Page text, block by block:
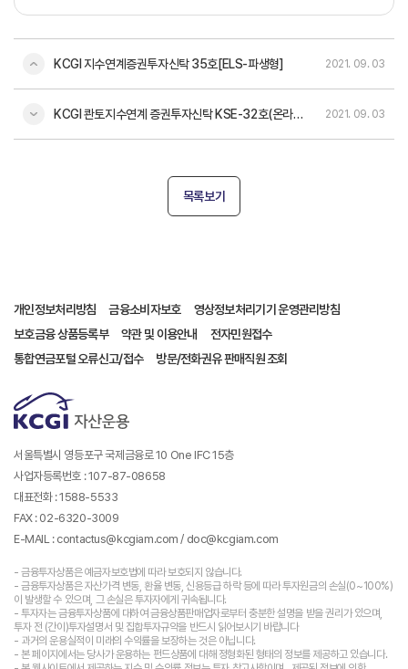
KCGI 지수연계증권투자신탁 35호[ELS-파생형] 2021. 09. 03
KCGI 콴토지수연계 증권투자신탁 KSE-32호(온라인전용)[ELS-파생형] 2021. 09. 03
목록보기
개인정보처리방침 금융소비자보호
영상정보처리기기 운영관리방침
보호금융 상품등록부
약관 및 이용안내
전자민원접수
통합연금포털 오류신고/접수
방문/전화권유 판매직원 조회
서울특별시 영등포구 국제금융로 10 One IFC 15층
사업자등록번호 : 107-87-08658
대표전화 : 1588-5533
FAX : 02-6320-3009
E-MAIL : contactus@kcgiam.com / doc@kcgiam.com
- 금융투자상품은 예금자보호법에 따라 보호되지 않습니다.
- 금융투자상품은 자산가격 변동, 환율 변동, 신용등급 하락 등에 따라 투자원금의 손실(0~100%)
이 발생할 수 있으며, 그 손실은 투자자에게 귀속됩니다.
- 투자자는 금융투자상품에 대하여 금융상품판매업자로부터 충분한 설명을 받을 권리가 있으며,
투자 전 (간이)투자설명서 및 집합투자규약을 반드시 읽어보시기 바랍니다
- 과거의 운용실적이 미래의 수익률을 보장하는 것은 아닙니다.
- 본 페이지에서는 당사가 운용하는 펀드상품에 대해 정형화된 형태의 정보를 제공하고 있습니다.